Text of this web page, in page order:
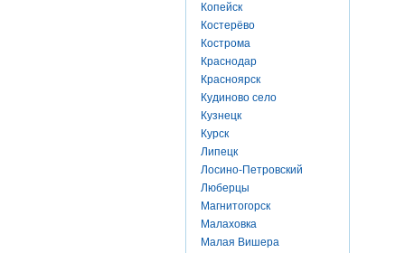
Копейск
Костерёво
Кострома
Краснодар
Красноярск
Кудиново село
Кузнецк
Курск
Липецк
Лосино-Петровский
Люберцы
Магнитогорск
Малаховка
Малая Вишера